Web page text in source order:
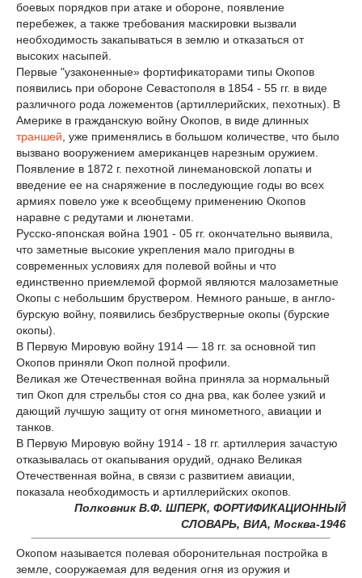
боевых порядков при атаке и обороне, появление
перебежек, а также требования маскировки вызвали
необходимость закапываться в землю и отказаться от
высоких насыпей.
Первые "узаконенные» фортификаторами типы Окопов
появились при обороне Севастополя в 1854 - 55 гг. в виде
различного рода ложементов (артиллерийских, пехотных). В
Америке в гражданскую войну Окопов, в виде длинных
траншей, уже применялись в большом количестве, что было
вызвано вооружением американцев нарезным оружием.
Появление в 1872 г. пехотной линемановской лопаты и
введение ее на снаряжение в последующие годы во всех
армиях повело уже к всеобщему применению Окопов
наравне с редутами и люнетами.
Русско-японская война 1901 - 05 гг. окончательно выявила,
что заметные высокие укрепления мало пригодны в
современных условиях для полевой войны и что
единственно приемлемой формой являются малозаметные
Окопы с небольшим бруствером. Немного раньше, в англо-
бурскую войну, появились безбрустверные окопы (бурские
окопы).
В Первую Мировую войну 1914 — 18 гг. за основной тип
Окопов приняли Окоп полной профили.
Великая же Отечественная война приняла за нормальный
тип Окоп для стрельбы стоя со дна рва, как более узкий и
дающий лучшую защиту от огня минометного, авиации и
танков.
В Первую Мировую войну 1914 - 18 гг. артиллерия зачастую
отказывалась от окапывания орудий, однако Великая
Отечественная война, в связи с развитием авиации,
показала необходимость и артиллерийских окопов.
Полковник В.Ф. ШПЕРК, ФОРТИФИКАЦИОННЫЙ
СЛОВАРЬ, ВИА, Москва-1946
Окопом называется полевая оборонительная постройка в
земле, сооружаемая для ведения огня из оружия и